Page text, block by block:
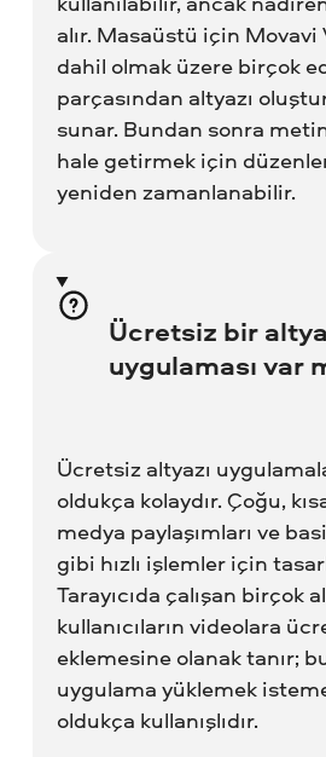
alır. Masaüstü için
dahil olmak üzere birçok
parçasından altyazı
sunar. Bundan sonra
hale getirmek için
yeniden zamanlanabilir.
Ücretsiz bir
uygulaması var
Ücretsiz altyazı
oldukça kolaydır. Çoğu,
medya paylaşımları ve
gibi hızlı işlemler için
Tarayıcıda çalışan birçok
kullanıcıların videolara
eklemesine olanak tanır;
uygulama yüklemek
oldukça kullanışlıdır.